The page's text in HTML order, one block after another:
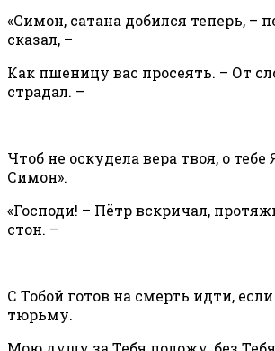
«Симон, сатана добился теперь, –
сказал, –
Как пшеницу вас просеять. – От
страдал. –
Чтоб не оскудела вера твоя, о тебе
Симон».
«Господи! – Пётр вскричал,
стон. –
С Тобой готов на смерть идти,
тюрьму.